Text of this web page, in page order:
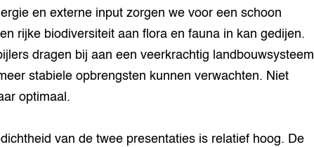
en externe input zorgen we voor een schoon
rijke biodiversiteit aan flora en fauna in kan gedijen.
dragen bij aan een veerkrachtig landbouwsysteem
stabiele opbrengsten kunnen verwachten. Niet
optimaal.
van de twee presentaties is relatief hoog. De